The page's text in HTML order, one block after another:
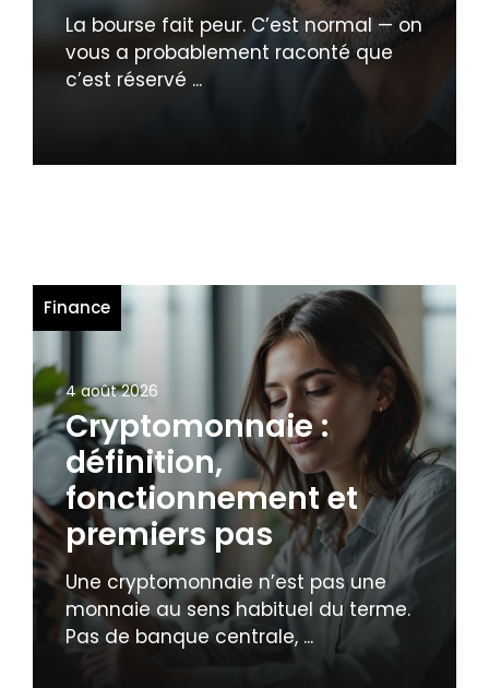
La bourse fait peur. C’est normal — on
vous a probablement raconté que
c’est réservé ...
Finance
4 août 2026
Cryptomonnaie :
définition,
fonctionnement et
premiers pas
Une cryptomonnaie n’est pas une
monnaie au sens habituel du terme.
Pas de banque centrale, ...